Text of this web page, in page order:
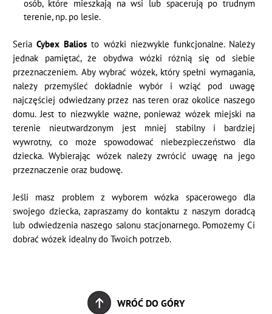
osób, które mieszkają na wsi lub spacerują po trudnym
terenie, np. po lesie.
SeriaCybex Balios to wózki niezwykle funkcjonalne. Należy
jednak pamiętać, że obydwa wózki różnią się od siebie
przeznaczeniem. Aby wybrać wózek, który spełni wymagania,
należy przemyśleć dokładnie wybór i wziąć pod uwagę
najczęściej odwiedzany przez nas teren oraz okolice naszego
domu. Jest to niezwykle ważne, ponieważ wózek miejski na
terenie nieutwardzonym jest mniej stabilny i bardziej
wywrotny, co może spowodować niebezpieczeństwo dla
dziecka. Wybierając wózek należy zwrócić uwagę na jego
przeznaczenie oraz budowę.
Jeśli masz problem z wyborem wózka spacerowego dla
swojego dziecka, zapraszamy do kontaktu z naszym doradcą
lub odwiedzenia naszego salonu stacjonarnego. Pomożemy Ci
dobrać wózek idealny do Twoich potrzeb.
WRÓĆ DO GÓRY